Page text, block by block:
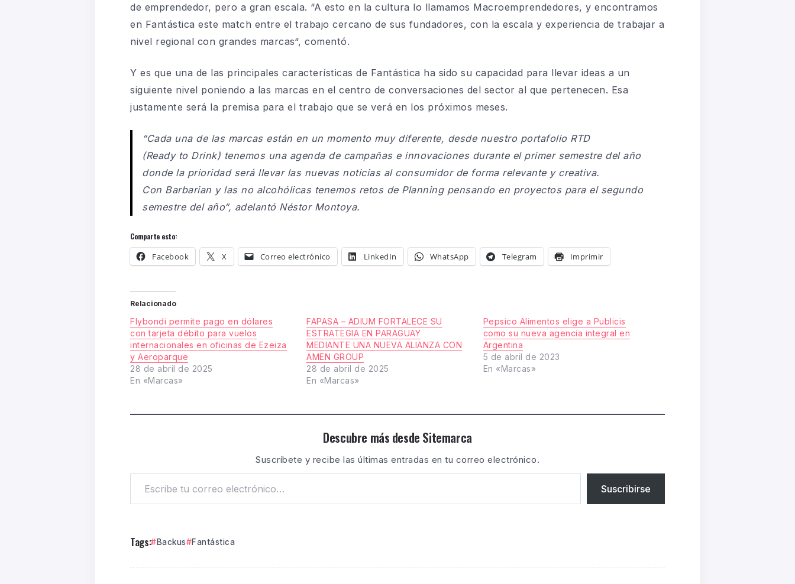
de emprendedor, pero a gran escala. “A esto en la cultura lo llamamos Macroemprendedores, y encontramos
en Fantástica este match entre el trabajo cercano de sus fundadores, con la escala y experiencia de trabajar a
nivel regional con grandes marcas“, comentó.
Y es que una de las principales características de Fantástica ha sido su capacidad para llevar ideas a un
siguiente nivel poniendo a las marcas en el centro de conversaciones del sector al que pertenecen. Esa
justamente será la premisa para el trabajo que se verá en los próximos meses.
“Cada una de las marcas están en un momento muy diferente, desde nuestro portafolio RTD
(Ready to Drink) tenemos una agenda de campañas e innovaciones durante el primer semestre del año
donde la prioridad será llevar las nuevas noticias al consumidor de forma relevante y creativa.
Con Barbarian y las no alcohólicas tenemos retos de Planning pensando en proyectos para el segundo
semestre del año“, adelantó Néstor Montoya.
Comparte esto:
Facebook X Correo electrónico LinkedIn WhatsApp Telegram Imprimir
Relacionado
Flybondi permite pago en dólares
con tarjeta débito para vuelos
internacionales en oficinas de Ezeiza
y Aeroparque
28 de abril de 2025
En «Marcas»
FAPASA – ADIUM FORTALECE SU
ESTRATEGIA EN PARAGUAY
MEDIANTE UNA NUEVA ALIANZA CON
AMEN GROUP
28 de abril de 2025
En «Marcas»
Pepsico Alimentos elige a Publicis
como su nueva agencia integral en
Argentina
5 de abril de 2023
En «Marcas»
Descubre más desde Sitemarca
Suscríbete y recibe las últimas entradas en tu correo electrónico.
Suscribirse
Tags: Backus Fantástica